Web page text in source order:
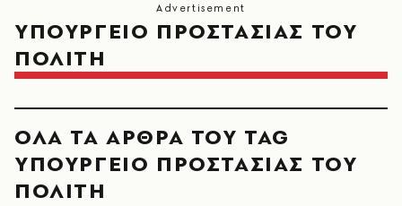
ΥΠΟΥΡΓΕΙΟ ΠΡΟΣΤΑΣΙΑΣ ΤΟΥ
ΠΟΛΙΤΗ
ΟΛΑ ΤΑ ΑΡΘΡΑ ΤΟΥ TAG
ΥΠΟΥΡΓΕΙΟ ΠΡΟΣΤΑΣΙΑΣ ΤΟΥ
ΠΟΛΙΤΗ